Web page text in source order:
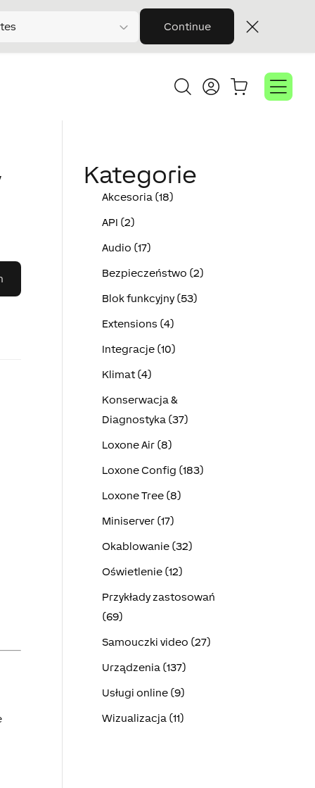
Continue
Kategorie
Akcesoria (18)
API (2)
Audio (17)
Bezpieczeństwo (2)
Blok funkcyjny (53)
Extensions (4)
Integracje (10)
Klimat (4)
Konserwacja &
Diagnostyka (37)
Loxone Air (8)
Loxone Config (183)
Loxone Tree (8)
Miniserver (17)
Okablowanie (32)
Oświetlenie (12)
Przykłady zastosowań
(69)
Samouczki video (27)
Urządzenia (137)
Usługi online (9)
Wizualizacja (11)